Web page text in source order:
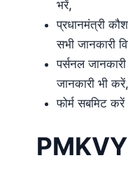
भरें,
प्रधानमंत्री
सभी जानकारी
पर्सनल
जानकारी भी करें,
फोर्म सबमिट करें